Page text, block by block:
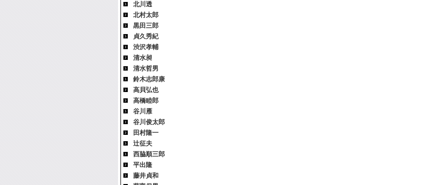
北川透
北村太郎
黒田三郎
貞久秀紀
渋沢孝輔
清水昶
清水哲男
鈴木志郎康
高貝弘也
高橋睦郎
谷川雁
谷川俊太郎
田村隆一
辻征夫
西脇順三郎
平出隆
藤井貞和